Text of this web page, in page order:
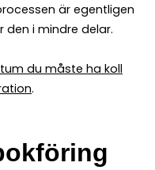
är egentligen
den i mindre delar.
du måste ha koll
.